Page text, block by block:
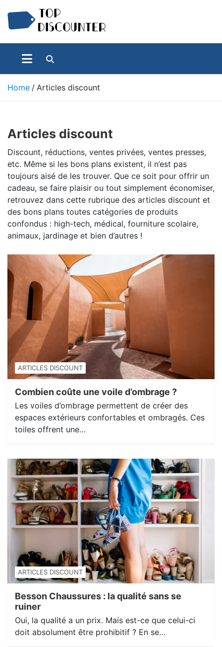
p
c
n
Top Discounter
Achats Discount – Bonnes affaires du web
Home Articles discount
Articles discount
Discount, réductions, ventes privées, ventes presses,
etc. Même si les bons plans existent, il n’est pas
toujours aisé de les trouver. Que ce soit pour offrir un
cadeau, se faire plaisir ou tout simplement économiser,
retrouvez dans cette rubrique des articles discount et
des bons plans toutes catégories de produits
confondus : high-tech, médical, fourniture scolaire,
animaux, jardinage et bien d’autres !
ARTICLES DISCOUNT
Combien coûte une voile d’ombrage ?
Les voiles d’ombrage permettent de créer des
espaces extérieurs confortables et ombragés. Ces
toiles offrent une…
ARTICLES DISCOUNT
Besson Chaussures : la qualité sans se
ruiner
Oui, la qualité a un prix. Mais est-ce que celui-ci
doit absolument être prohibitif ? En se…